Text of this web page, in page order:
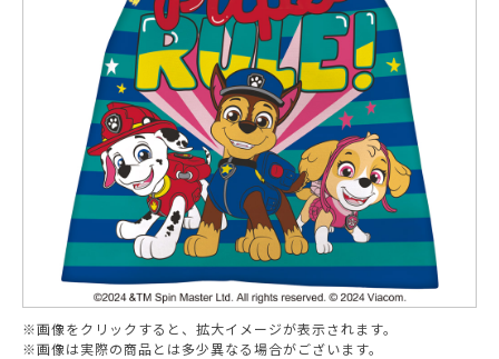
※画像をクリックすると、拡大イメージが表示されます。
※画像は実際の商品とは多少異なる場合がございます。